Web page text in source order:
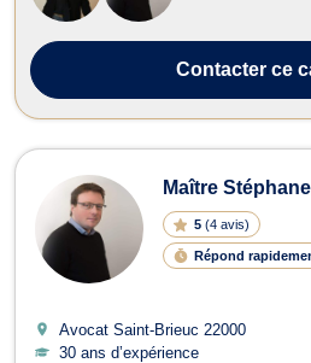
Contacterce
Maître
5 (4 avis)
Répond
Avocat Saint-Brieuc 22000
30 ans d’expérience